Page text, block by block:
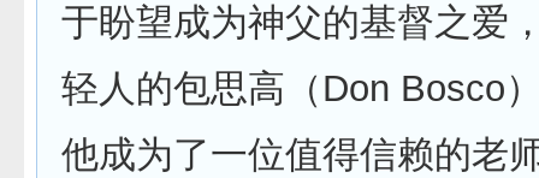
于盼望成为神父的基督之爱
轻人的包思高（Don Bosco
他成为了一位值得信赖的老